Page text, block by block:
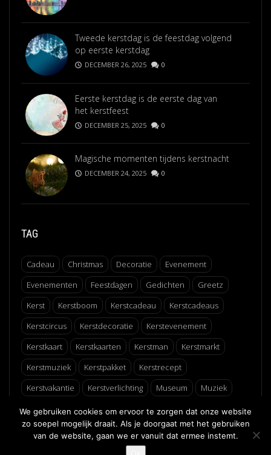
Tweede kerstdag is de feestdag volgend
op eerste kerstdag
DECEMBER 26, 2025 0
Eerste kerstdag is de eerste dag van
het kerstfeest
DECEMBER 25, 2025 0
Magische momenten tijdens kerstnacht
DECEMBER 24, 2025 0
TAG
Cadeau Christmas Decoratie
Evenement
Evenementen
Feestdagen Gedichten
Greetz
Kerst
Kerstboom Kerstcadeau
Kerstcadeaus
Kerstcircus
Kerstdecoratie
Kerstevenement
Kerstkaart
Kerstkaarten Kerstman
Kerstmarkt
Kerstmuziek
Kerstpakket
Kerstrecept
Kerstvakantie
Kerstverlichting Museum
Muziek
Recept
Schaatsen Winter Winterfair
We gebruiken cookies om ervoor te zorgen dat onze website
zo soepel mogelijk draait. Als je doorgaat met het gebruiken
van de website, gaan we er vanuit dat ermee instemt.